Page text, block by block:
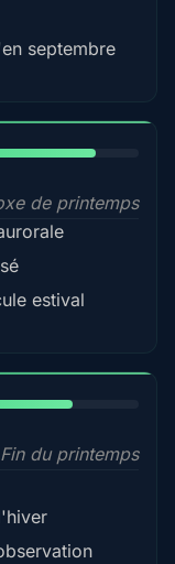
septembre
de printemps
estival
Fin du printemps